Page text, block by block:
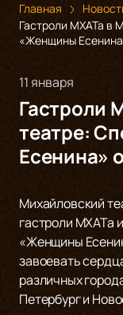
Главная
Гастроли МХАТа в
«Женщины
11 января
Гастроли
театре:
Есенина»
Михайловский
гастроли МХАТа
«Женщины
завоевать
различных
Петербург и